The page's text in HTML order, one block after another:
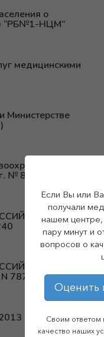
о
“РБ№1-НЦМ”
медицинскими
№ 810 а
787н
N 487-р
Если Вы или
получали
нашем центре,
пару минут и
вопросов о
Оценить
Своим ответом
качество наших